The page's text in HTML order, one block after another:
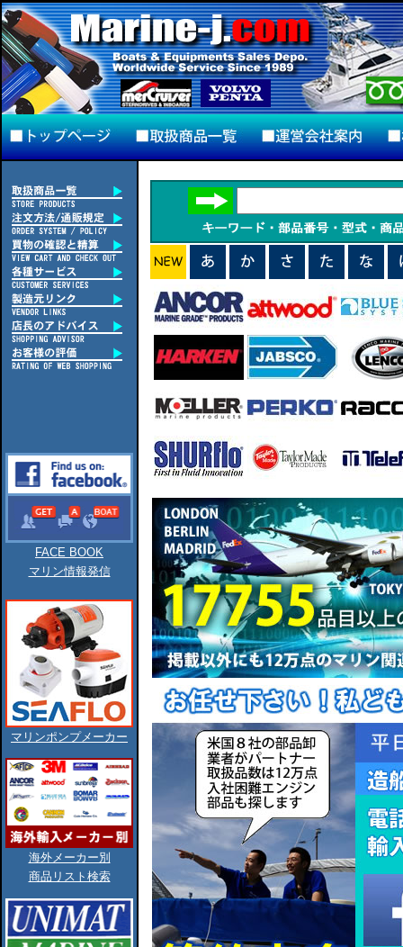
FACE BOOK
マリン情報発信
マリンポンプメーカー
海外メーカー別
商品リスト検索